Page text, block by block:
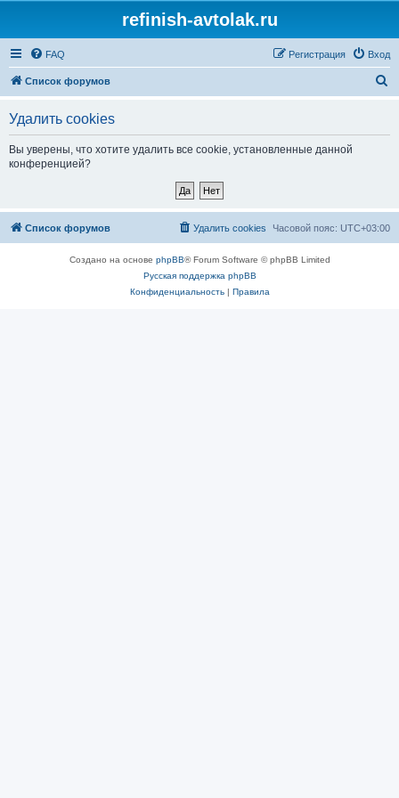
refinish-avtolak.ru
FAQ Вход
Регистрация
Список форумов
Удалить cookies
Вы уверены, что хотите удалить все cookie, установленные данной
конференцией?
Список форумов Часовой пояс: UTC+03:00
Удалить cookies
Создано на основе phpBB® Forum Software © phpBB Limited
Русская поддержка phpBB
Конфиденциальность| Правила